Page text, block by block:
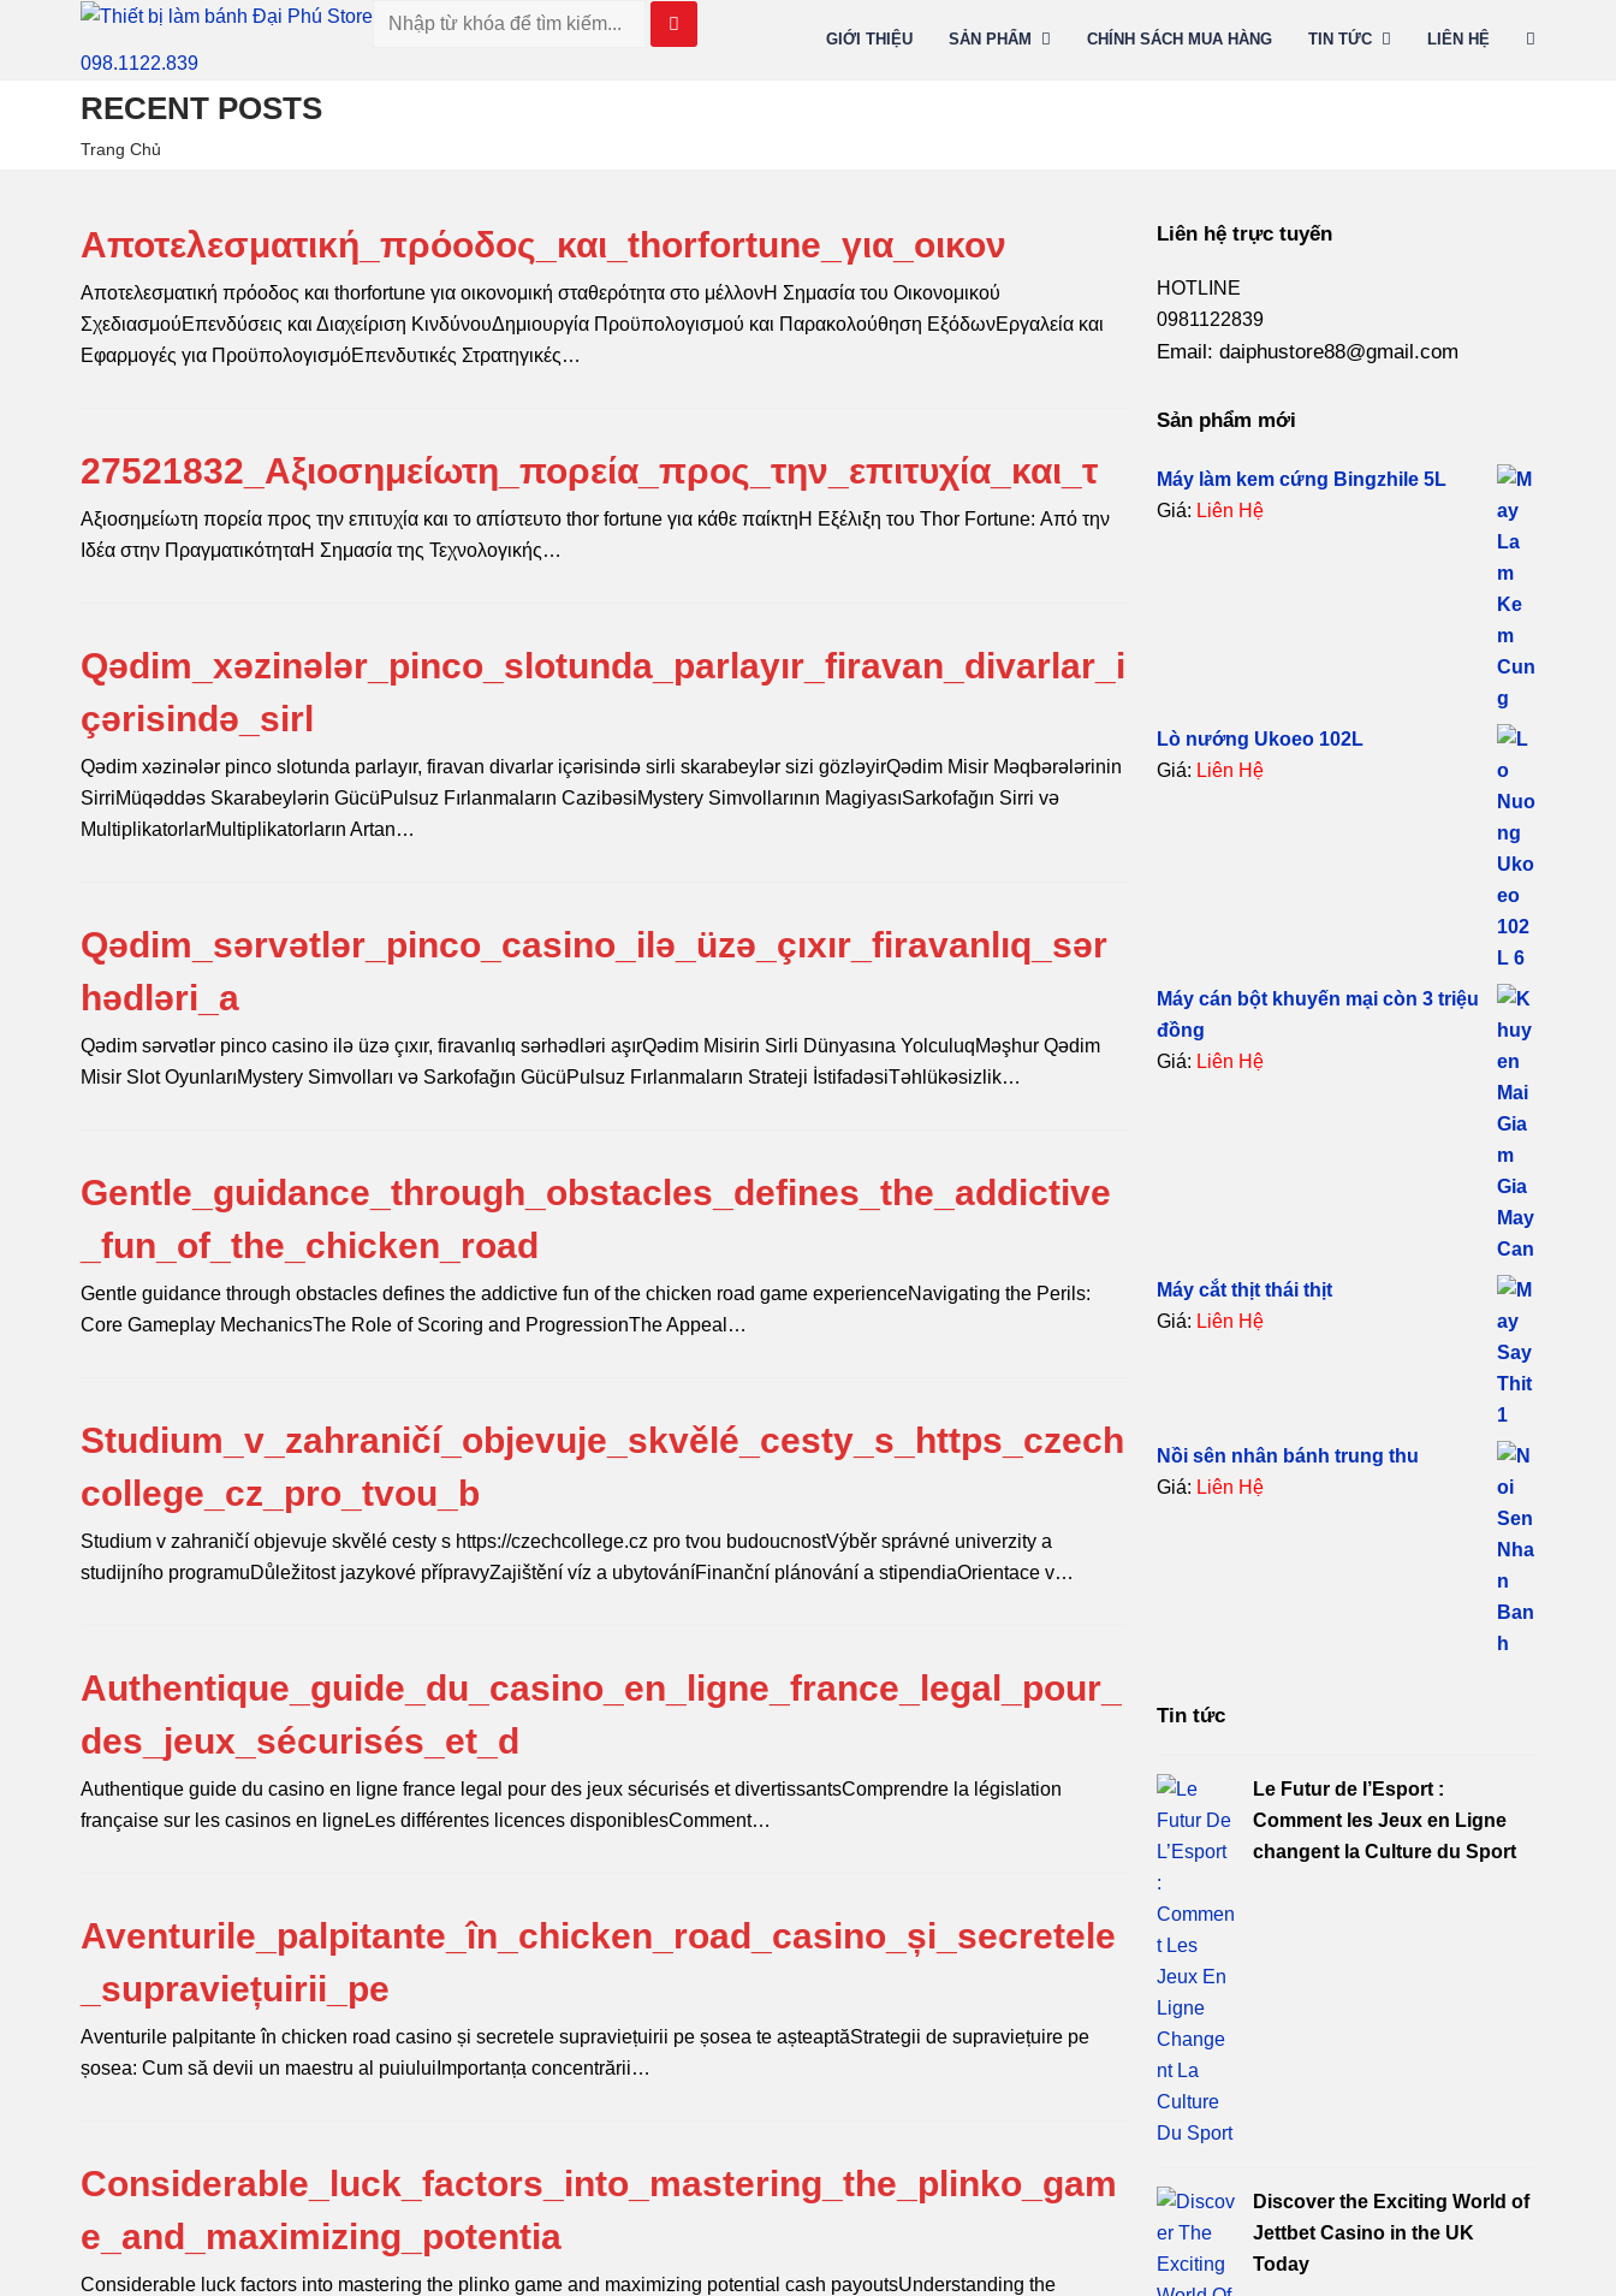
098.1122.839
GIỚI THIỆU SẢN PHẨM CHÍNH SÁCH MUA HÀNG TIN TỨC LIÊN HỆ
RECENT POSTS
Trang Chủ
Αποτελεσματική_πρόοδος_και_thorfortune_για_οικον
Αποτελεσματική πρόοδος και thorfortune για οικονομική σταθερότητα στο μέλλονΗ Σημασία του Οικονομικού
ΣχεδιασμούΕπενδύσεις και Διαχείριση ΚινδύνουΔημιουργία Προϋπολογισμού και Παρακολούθηση ΕξόδωνΕργαλεία και
Εφαρμογές για ΠροϋπολογισμόΕπενδυτικές Στρατηγικές…
27521832_Αξιοσημείωτη_πορεία_προς_την_επιτυχία_και_τ
Αξιοσημείωτη πορεία προς την επιτυχία και το απίστευτο thor fortune για κάθε παίκτηΗ Εξέλιξη του Thor Fortune: Από την
Ιδέα στην ΠραγματικότηταΗ Σημασία της Τεχνολογικής…
Qədim_xəzinələr_pinco_slotunda_parlayır_firavan_divarlar_i
çərisində_sirl
Qədim xəzinələr pinco slotunda parlayır, firavan divarlar içərisində sirli skarabeylər sizi gözləyirQədim Misir Məqbərələrinin
SirriMüqəddəs Skarabeylərin GücüPulsuz Fırlanmaların CazibəsiMystery Simvollarının MagiyasıSarkofağın Sirri və
MultiplikatorlarMultiplikatorların Artan…
Qədim_sərvətlər_pinco_casino_ilə_üzə_çıxır_firavanlıq_sər
hədləri_a
Qədim sərvətlər pinco casino ilə üzə çıxır, firavanlıq sərhədləri aşırQədim Misirin Sirli Dünyasına YolculuqMəşhur Qədim
Misir Slot OyunlarıMystery Simvolları və Sarkofağın GücüPulsuz Fırlanmaların Strateji İstifadəsiTəhlükəsizlik…
Gentle_guidance_through_obstacles_defines_the_addictive
_fun_of_the_chicken_road
Gentle guidance through obstacles defines the addictive fun of the chicken road game experienceNavigating the Perils:
Core Gameplay MechanicsThe Role of Scoring and ProgressionThe Appeal…
Studium_v_zahraničí_objevuje_skvělé_cesty_s_https_czech
college_cz_pro_tvou_b
Studium v zahraničí objevuje skvělé cesty s https://czechcollege.cz pro tvou budoucnostVýběr správné univerzity a
studijního programuDůležitost jazykové přípravyZajištění víz a ubytováníFinanční plánování a stipendiaOrientace v…
Authentique_guide_du_casino_en_ligne_france_legal_pour_
des_jeux_sécurisés_et_d
Authentique guide du casino en ligne france legal pour des jeux sécurisés et divertissantsComprendre la législation
française sur les casinos en ligneLes différentes licences disponiblesComment…
Aventurile_palpitante_în_chicken_road_casino_și_secretele
_supraviețuirii_pe
Aventurile palpitante în chicken road casino și secretele supraviețuirii pe șosea te așteaptăStrategii de supraviețuire pe
șosea: Cum să devii un maestru al puiuluiImportanța concentrării…
Considerable_luck_factors_into_mastering_the_plinko_gam
e_and_maximizing_potentia
Considerable luck factors into mastering the plinko game and maximizing potential cash payoutsUnderstanding the
Liên hệ trực tuyến
HOTLINE
0981122839
Email: daiphustore88@gmail.com
Sản phẩm mới
Máy làm kem cứng Bingzhile 5L
Giá: Liên Hệ
Lò nướng Ukoeo 102L
Giá: Liên Hệ
Máy cán bột khuyến mại còn 3 triệu
đồng
Giá: Liên Hệ
Máy cắt thịt thái thịt
Giá: Liên Hệ
Nồi sên nhân bánh trung thu
Giá: Liên Hệ
Tin tức
Le Futur de l’Esport :
Comment les Jeux en Ligne
changent la Culture du Sport
Discover the Exciting World of
Jettbet Casino in the UK
Today